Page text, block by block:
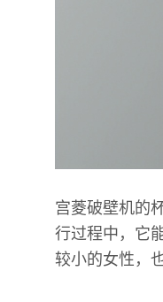
宫菱破壁机的
行过程中，它
较小的女性，